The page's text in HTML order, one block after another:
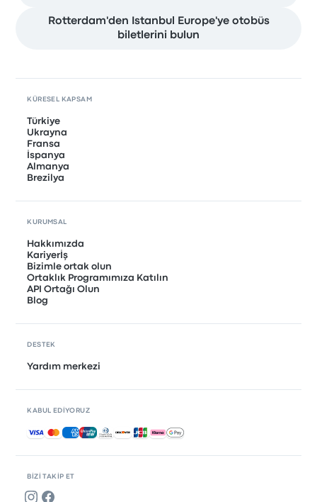
Rotterdam'den Istanbul Europe'ye otobüs
biletlerini bulun
BIZI TAKIP ET
KÜRESEL KAPSAM
Türkiye
Ukrayna
Fransa
İspanya
Almanya
Brezilya
KURUMSAL
Hakkımızda
Kariyerİş
Bizimle ortak olun
Ortaklık Programımıza Katılın
API Ortağı Olun
Blog
DESTEK
Yardım merkezi
KABUL EDIYORUZ
Kabul edilen ödemeler